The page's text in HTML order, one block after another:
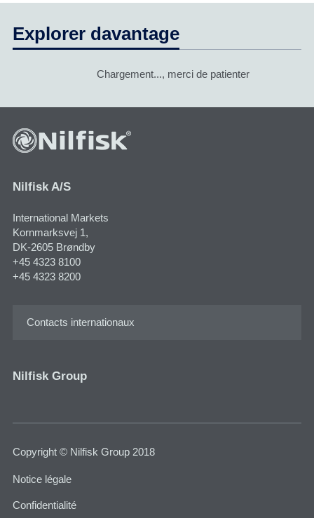
Explorer davantage
Chargement..., merci de patienter
Nilfisk A/S
International Markets
Kornmarksvej 1​,
DK-2605 Brøndby
+45 4323 8100
+45 4323 8200
Contacts internationaux
Nilfisk Group
Copyright © Nilfisk Group 2018
Notice légale
Confidentialité